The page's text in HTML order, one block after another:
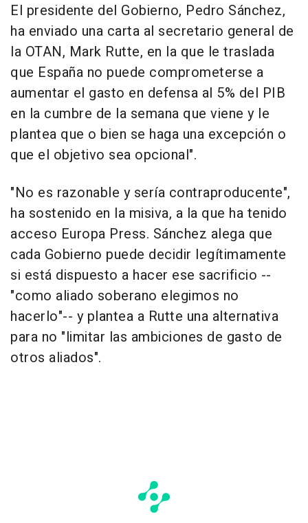
El presidente del Gobierno, Pedro Sánchez,
ha enviado una carta al secretario general de
la OTAN, Mark Rutte, en la que le traslada
que España no puede comprometerse a
aumentar el gasto en defensa al 5% del PIB
en la cumbre de la semana que viene y le
plantea que o bien se haga una excepción o
que el objetivo sea opcional".
"No es razonable y sería contraproducente",
ha sostenido en la misiva, a la que ha tenido
acceso Europa Press. Sánchez alega que
cada Gobierno puede decidir legítimamente
si está dispuesto a hacer ese sacrificio --
"como aliado soberano elegimos no
hacerlo"-- y plantea a Rutte una alternativa
para no "limitar las ambiciones de gasto de
otros aliados".